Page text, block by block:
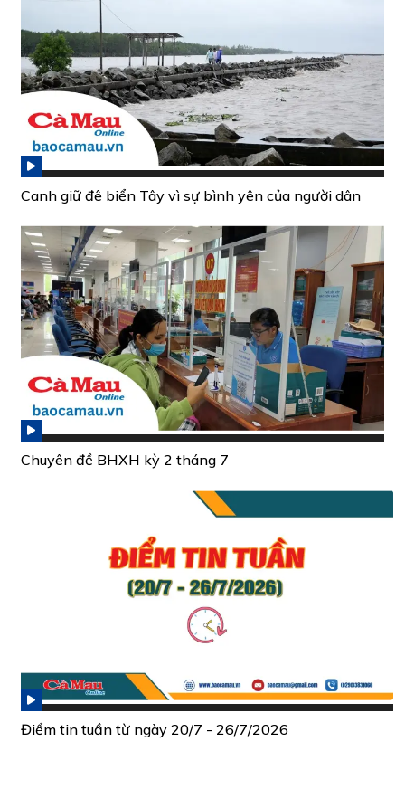
Canh giữ đê biển Tây vì sự bình yên của người dân
Chuyên đề BHXH kỳ 2 tháng 7
Điểm tin tuần từ ngày 20/7 - 26/7/2026